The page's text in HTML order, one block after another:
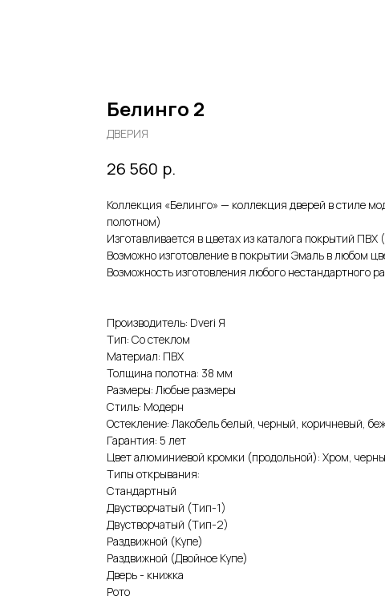
Белинго 2
ДВЕРИЯ
26 560 р.
Коллекция «Белинго» — коллекция дверей в стиле
полотном)
Изготавливается в цветах из каталога покрытий ПВХ
Возможно изготовление в покрытии Эмаль в любом
Возможность изготовления любого нестандартного
Производитель: Dveri Я
Тип: Со стеклом
Материал: ПВХ
Толщина полотна: 38 мм
Размеры: Любые размеры
Стиль: Модерн
Остекление: Лакобель белый, черный, коричневый,
Гарантия: 5 лет
Цвет алюминиевой кромки (продольной): Хром,
Типы открывания:
Стандартный
Двустворчатый (Тип-1)
Двустворчатый (Тип-2)
Раздвижной (Купе)
Раздвижной (Двойное Купе)
Дверь - книжка
Рото